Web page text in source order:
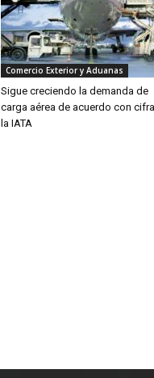
Comercio Exterior y Aduanas
Sigue creciendo la demanda de
carga aérea de acuerdo con
la IATA